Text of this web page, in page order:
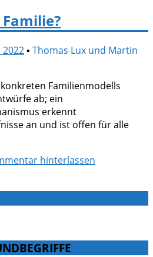
2022▪ Thomas Lux und Martin
Familienmodells
ab; ein
erkennt
an und ist offen für alle
hinterlassen